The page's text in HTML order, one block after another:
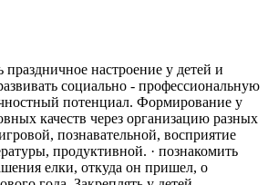
праздничное настроение у детей и
социально - профессиональную
потенциал. Формирование у
качеств через организацию разных
познавательной, восприятие
продуктивной. · познакомить
елки, откуда он пришел, о